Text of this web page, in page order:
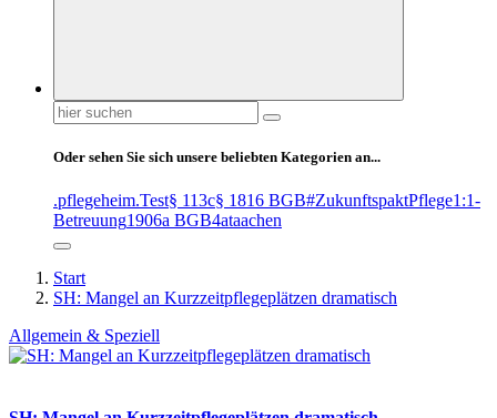
Suchen
nach:
Oder sehen Sie sich unsere beliebten Kategorien an...
.pflegeheim.Test§ 113c§ 1816 BGB#ZukunftspaktPflege1:1-
Betreuung1906a BGB4ataachen
Start
SH: Mangel an Kurzzeitpflegeplätzen dramatisch
Allgemein & Speziell